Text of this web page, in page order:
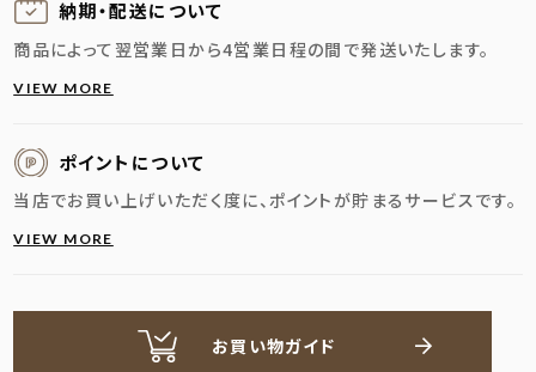
納期・配送に ついて
商品によって翌営業日から4営業日程の間で発送いたします。
VIEW MORE
ポイントについて
当店でお買い上げいただく度に、ポイントが貯まるサービスです。
VIEW MORE
お買い物ガイド